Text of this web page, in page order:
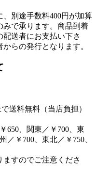
別途手数料400円が加算
みで承ります。商品到着
送者にお支払い下さ
らの発行となります。
送料無料（当店負担）
650、関東／￥700、東
／￥700、東北／￥750、
すのでご注意くださ